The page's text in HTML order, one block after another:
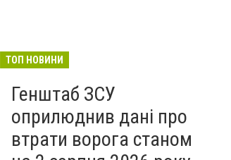
ТОП НОВИНИ
Генштаб ЗСУ
оприлюднив дані про
втрати ворога станом